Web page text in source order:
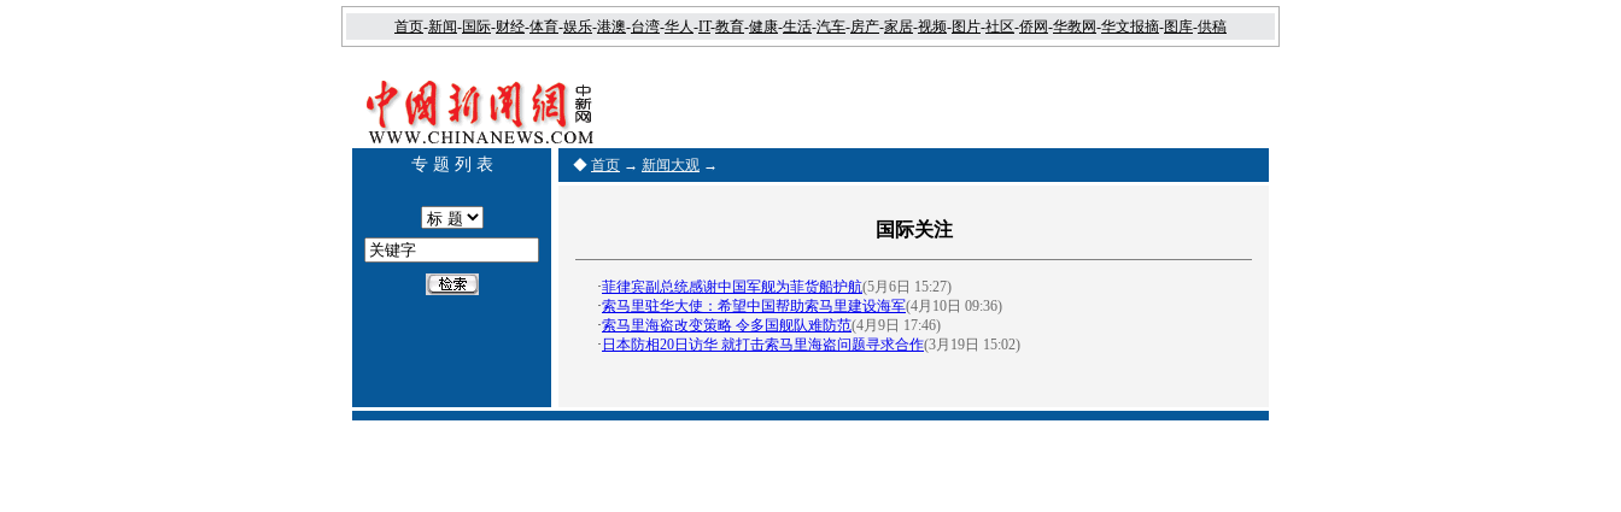
首页-新闻-国际-财经-体育-娱乐-港澳-台湾-华人-IT-教育-健康-生活-汽车-房产-家居-视频-图片-社区-侨网-华教网-华文报摘-图库-供稿
专 题 列 表 ◆ 首页 → 新闻大观 →
国际关注
·菲律宾副总统感谢中国军舰为菲货船护航(5月6日 15:27)
·索马里驻华大使：希望中国帮助索马里建设海军(4月10日 09:36)
·索马里海盗改变策略 令多国舰队难防范(4月9日 17:46)
· 日本防相20日访华 就打击索马里海盗问题寻求合作(3月19日 15:02)